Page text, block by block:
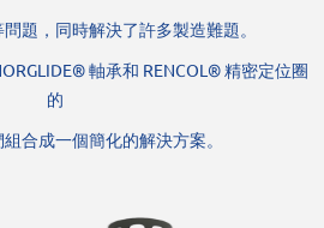
題，同時解決了許多製造難題。
軸承和 RENCOL® 精密定位圈
的
合成一個簡化的解決方案。